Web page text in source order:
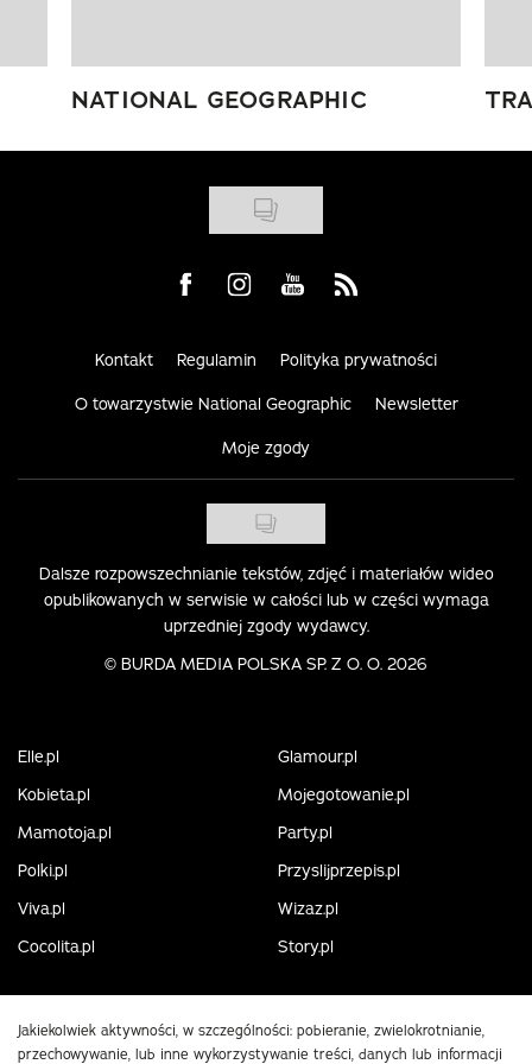
NATIONAL GEOGRAPHIC
Visit us on Facebook
Visit us on Instagram
Visit us on Youtube
Visit us on Rss
Kontakt Regulamin Polityka prywatności
O towarzystwie National Geographic Newsletter
Moje zgody
Dalsze rozpowszechnianie tekstów, zdjęć i materiałów wideo
opublikowanych w serwisie w całości lub w części wymaga
uprzedniej zgody wydawcy.
© BURDA MEDIA POLSKA SP. Z O. O. 2026
Elle.pl
Glamour.pl
Kobieta.pl
Mojegotowanie.pl
Mamotoja.pl
Party.pl
Polki.pl
Przyslijprzepis.pl
Viva.pl
Wizaz.pl
Cocolita.pl
Story.pl
Jakiekolwiek aktywności, w szczególności: pobieranie, zwielokrotnianie,
przechowywanie, lub inne wykorzystywanie treści, danych lub informacji